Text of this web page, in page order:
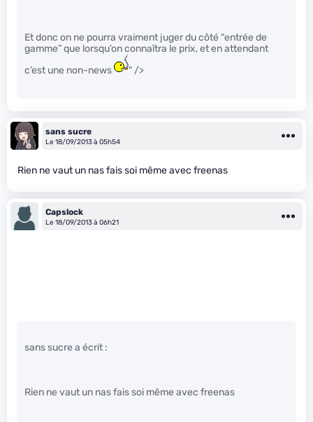
Et donc on ne pourra vraiment juger du côté “entrée de
gamme” que lorsqu’on connaîtra le prix, et en attendant
c’est une non-news
" />
sans sucre
Le 18/09/2013 à 05h54
Rien ne vaut un nas fais soi même avec freenas
Capslock
Le 18/09/2013 à 06h21
sans sucre a écrit :
Rien ne vaut un nas fais soi même avec freenas